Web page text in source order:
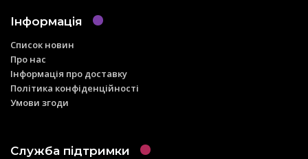
Інформація
Список новин
Про нас
Інформація про доставку
Політика конфіденційності
Умови згоди
Служба підтримки